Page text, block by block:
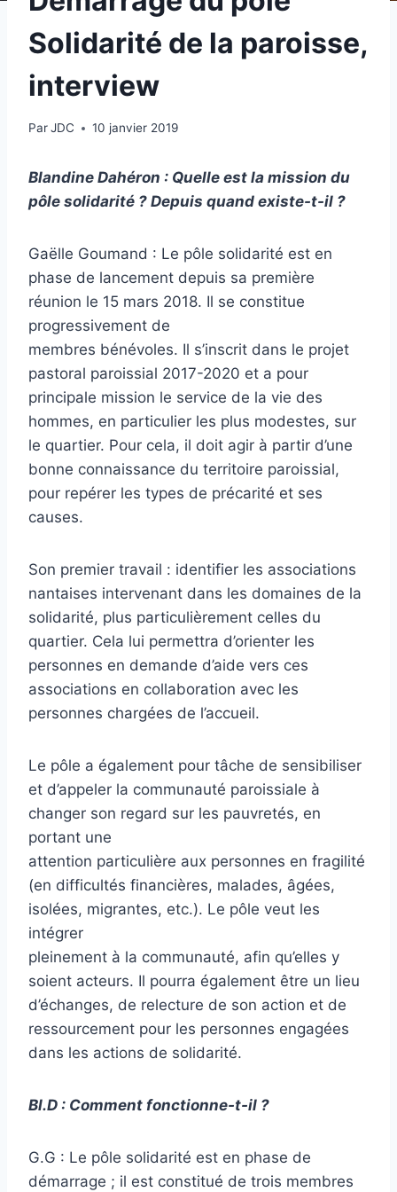
Solidarité de la paroisse,
interview
ParJDC 10 janvier 2019
Blandine Dahéron : Quelle est la mission du
pôle solidarité ? Depuis quand existe-t-il ?
Gaëlle Goumand : Le pôle solidarité est en
phase de lancement depuis sa première
réunion le 15 mars 2018. Il se constitue
progressivement de
membres bénévoles. Il s’inscrit dans le projet
pastoral paroissial 2017-2020 et a pour
principale mission le service de la vie des
hommes, en particulier les plus modestes, sur
le quartier. Pour cela, il doit agir à partir d’une
bonne connaissance du territoire paroissial,
pour repérer les types de précarité et ses
causes.
Son premier travail : identifier les associations
nantaises intervenant dans les domaines de la
solidarité, plus particulièrement celles du
quartier. Cela lui permettra d’orienter les
personnes en demande d’aide vers ces
associations en collaboration avec les
personnes chargées de l’accueil.
Le pôle a également pour tâche de sensibiliser
et d’appeler la communauté paroissiale à
changer son regard sur les pauvretés, en
portant une
attention particulière aux personnes en fragilité
(en difficultés financières, malades, âgées,
isolées, migrantes, etc.). Le pôle veut les
intégrer
pleinement à la communauté, afin qu’elles y
soient acteurs. Il pourra également être un lieu
d’échanges, de relecture de son action et de
ressourcement pour les personnes engagées
dans les actions de solidarité.
Bl.D : Comment fonctionne-t-il ?
G.G : Le pôle solidarité est en phase de
démarrage ; il est constitué de trois membres